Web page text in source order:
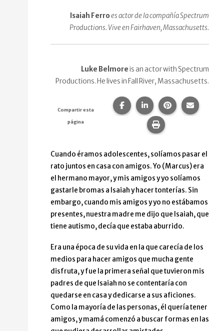
Isaiah Ferroes actor de la compañía Spectrum
Productions. Vive en Fairhaven, Massachusetts.
Luke Belmoreis an actor with Spectrum
Productions. He lives in Fall River, Massachusetts.
Compartir esta
página
Compartir esta página en
Compartir esta
Compartir
Imprime esta
Cuando éramos adolescentes, solíamos pasar el
rato juntos en casa con amigos. Yo (Marcus) era
el hermano mayor, y mis amigos y yo solíamos
gastarle bromas a Isaiah y hacer tonterías. Sin
embargo, cuando mis amigos y yo no estábamos
presentes, nuestra madre me dijo que Isaiah, que
tiene autismo, decía que estaba aburrido.
Era una época de su vida en la que carecía de los
medios para hacer amigos que mucha gente
disfruta, y fue la primera señal que tuvieron mis
padres de que Isaiah no se contentaría con
quedarse en casa y dedicarse a sus aficiones.
Como la mayoría de las personas, él quería tener
amigos, y mamá comenzó a buscar formas en las